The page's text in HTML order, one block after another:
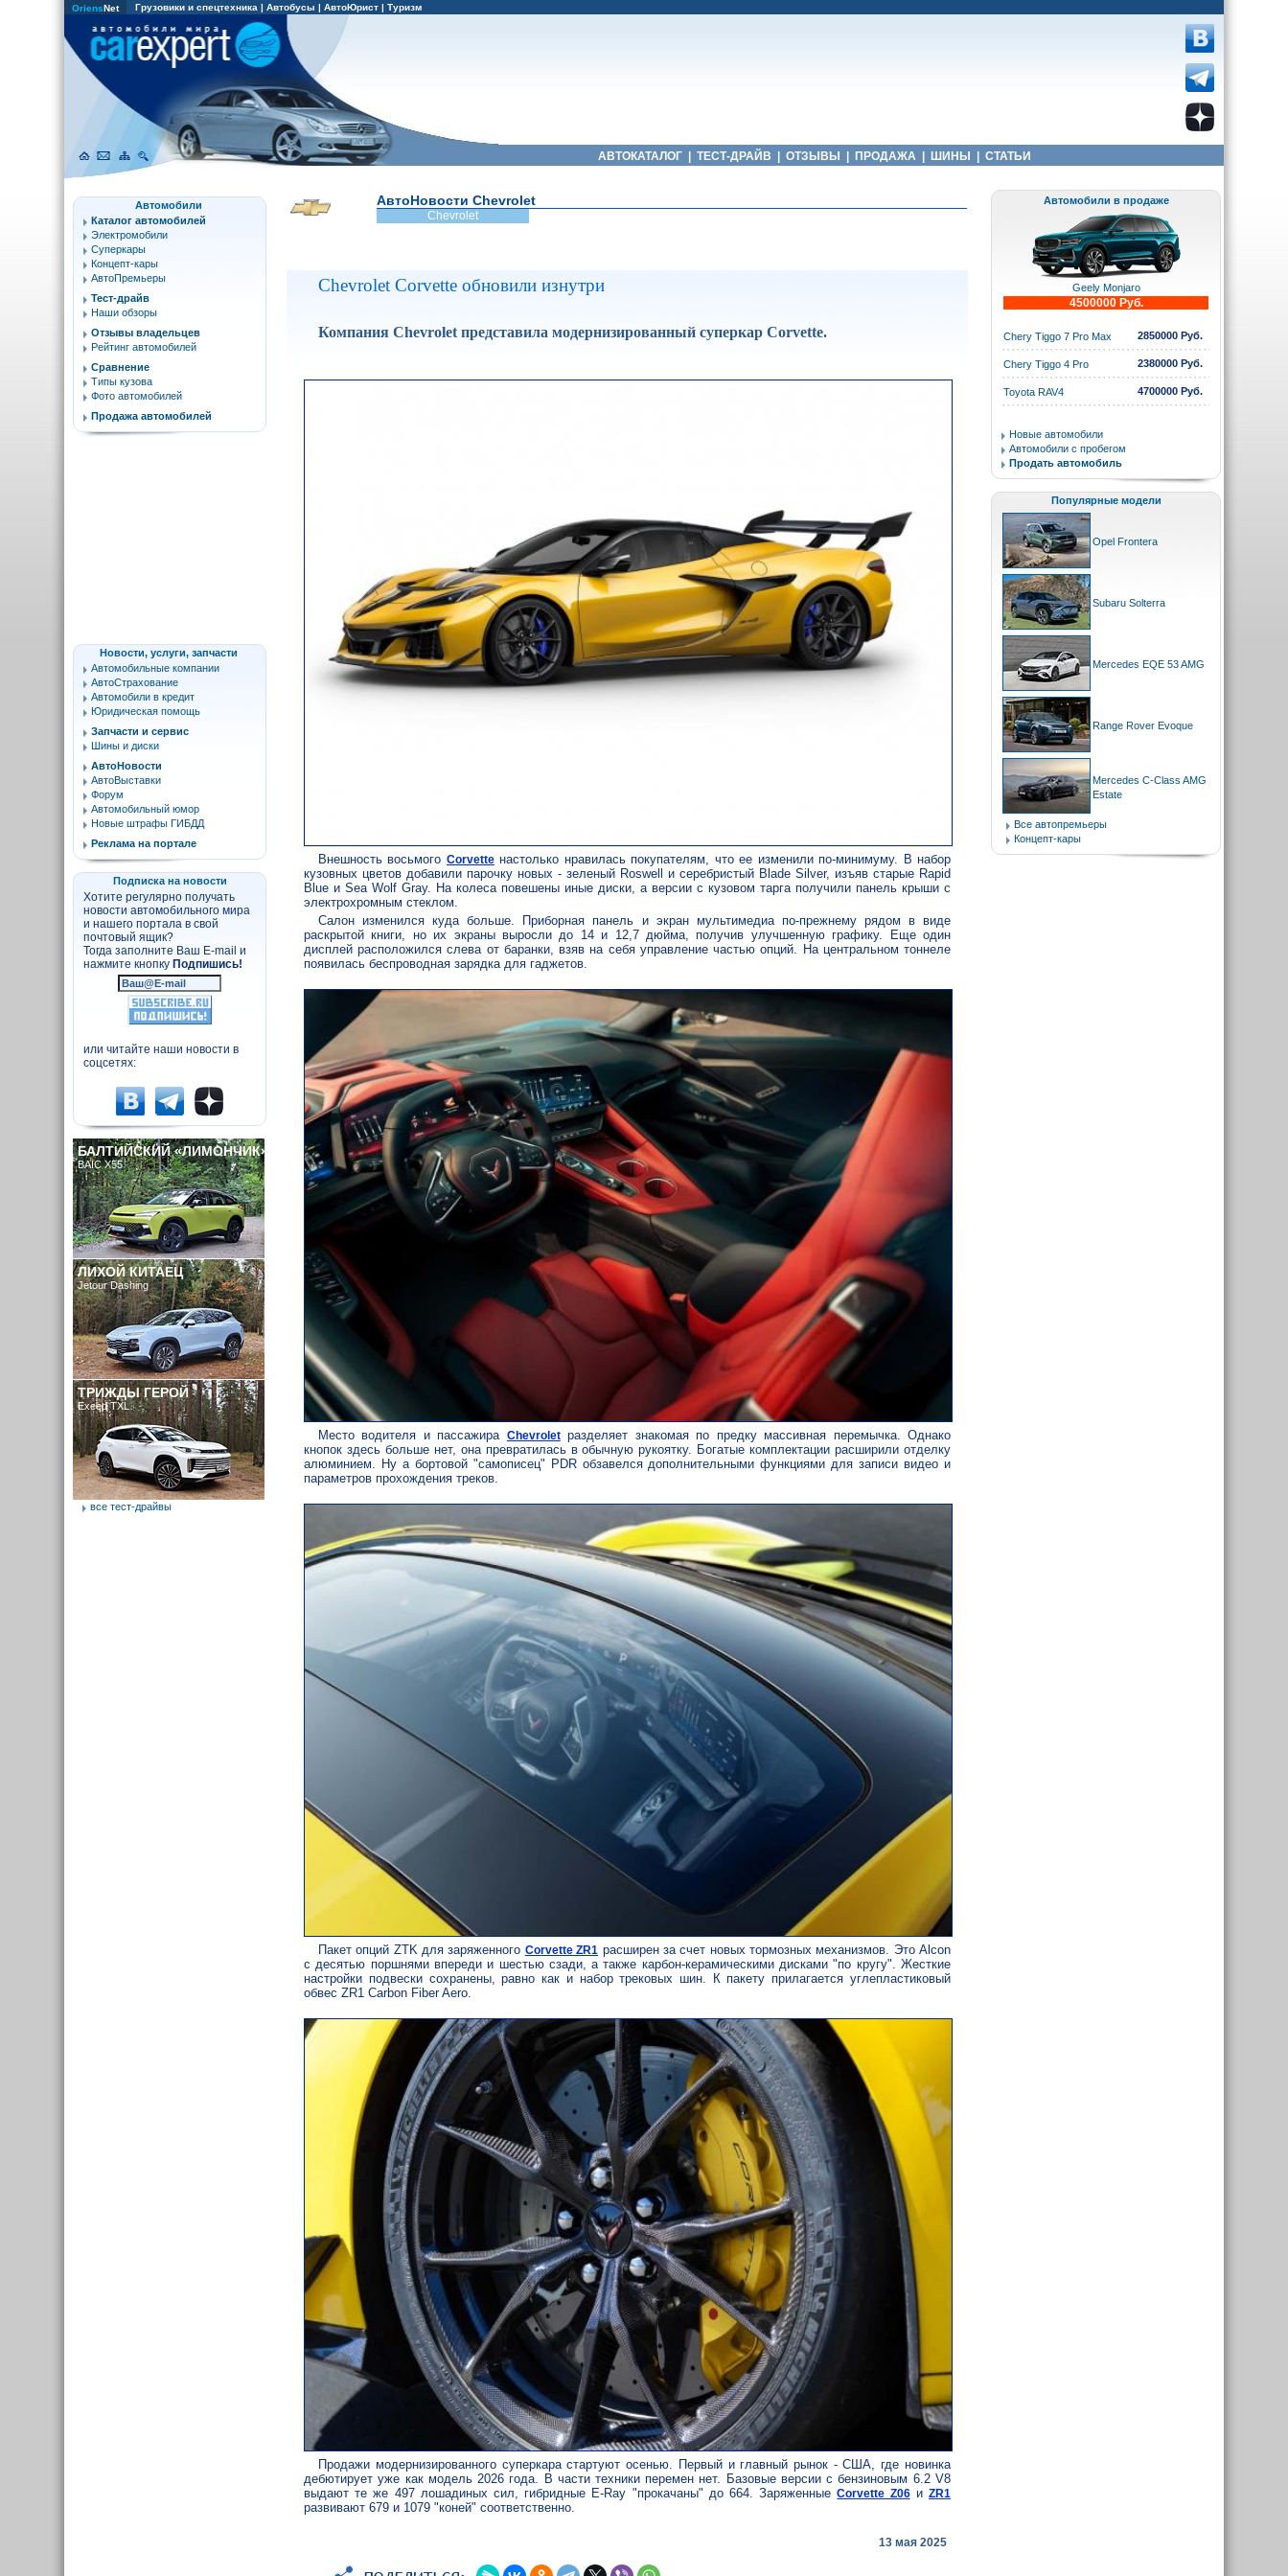
OriensNet Грузовики и спецтехника | Автобусы | АвтоЮрист | Туризм
АВТОКАТАЛОГ ТЕСТ-ДРАЙВ ОТЗЫВЫ ПРОДАЖА ШИНЫ СТАТЬИ
АвтоНовости Chevrolet
Chevrolet
Chevrolet Corvette обновили изнутри
Компания Chevrolet представила модернизированный суперкар Corvette.
Внешность восьмого Corvetteнастолько нравилась покупателям, что ее изменили по-минимуму. В набор
кузовных цветов добавили парочку новых - зеленый Roswell и серебристый Blade Silver, изъяв старые Rapid
Blue и Sea Wolf Gray. На колеса повешены иные диски, а версии с кузовом тарга получили панель крыши с
электрохромным стеклом.
Салон изменился куда больше. Приборная панель и экран мультимедиа по-прежнему рядом в виде
раскрытой книги, но их экраны выросли до 14 и 12,7 дюйма, получив улучшенную графику. Еще один
дисплей расположился слева от баранки, взяв на себя управление частью опций. На центральном тоннеле
появилась беспроводная зарядка для гаджетов.
Место водителя и пассажира Chevroletразделяет знакомая по предку массивная перемычка. Однако
кнопок здесь больше нет, она превратилась в обычную рукоятку. Богатые комплектации расширили отделку
алюминием. Ну а бортовой "самописец" PDR обзавелся дополнительными функциями для записи видео и
параметров прохождения треков.
Пакет опций ZTK для заряженного Corvette ZR1 расширен за счет новых тормозных механизмов. Это Alcon
с десятью поршнями впереди и шестью сзади, а также карбон-керамическими дисками "по кругу". Жесткие
настройки подвески сохранены, равно как и набор трековых шин. К пакету прилагается углепластиковый
обвес ZR1 Carbon Fiber Aero.
Продажи модернизированного суперкара стартуют осенью. Первый и главный рынок - США, где новинка
дебютирует уже как модель 2026 года. В части техники перемен нет. Базовые версии с бензиновым 6.2 V8
выдают те же 497 лошадиных сил, гибридные E-Ray "прокачаны" до 664. ЗаряженныеCorvette Z06и ZR1
развивают 679 и 1079 "коней" соответственно.
13 мая 2025
Автомобили
Каталог автомобилей
Электромобили
Суперкары
Концепт-кары
АвтоПремьеры
Тест-драйв
Наши обзоры
Отзывы владельцев
Рейтинг автомобилей
Сравнение
Типы кузова
Фото автомобилей
Продажа автомобилей
Новости, услуги, запчасти
Автомобильные компании
АвтоСтрахование
Автомобили в кредит
Юридическая помощь
Запчасти и сервис
Шины и диски
АвтоНовости
АвтоВыставки
Форум
Автомобильный юмор
Новые штрафы ГИБДД
Реклама на портале
Подписка на новости
Хотите регулярно получать
новости автомобильного мира
и нашего портала в свой
почтовый ящик?
Тогда заполните Ваш E-mail и
нажмите кнопку Подпишись!
или читайте наши новости в
соцсетях:
БАЛТИЙСКИЙ «ЛИМОНЧИК»
BAIC X55
ЛИХОЙ КИТАЕЦ
Jetour Dashing
ТРИЖДЫ ГЕРОЙ
Exeed TXL
все тест-драйвы
Автомобили в продаже
Geely Monjaro
4500000 Руб.
Chery Tiggo 7 Pro Max 2850000 Руб.
Chery Tiggo 4 Pro 2380000 Руб.
Toyota RAV4 4700000 Руб.
Новые автомобили
Автомобили с пробегом
Продать автомобиль
Популярные модели
Opel Frontera
Subaru Solterra
Mercedes EQE 53 AMG
Range Rover Evoque
Mercedes C-Class AMG
Estate
Все автопремьеры
Концепт-кары